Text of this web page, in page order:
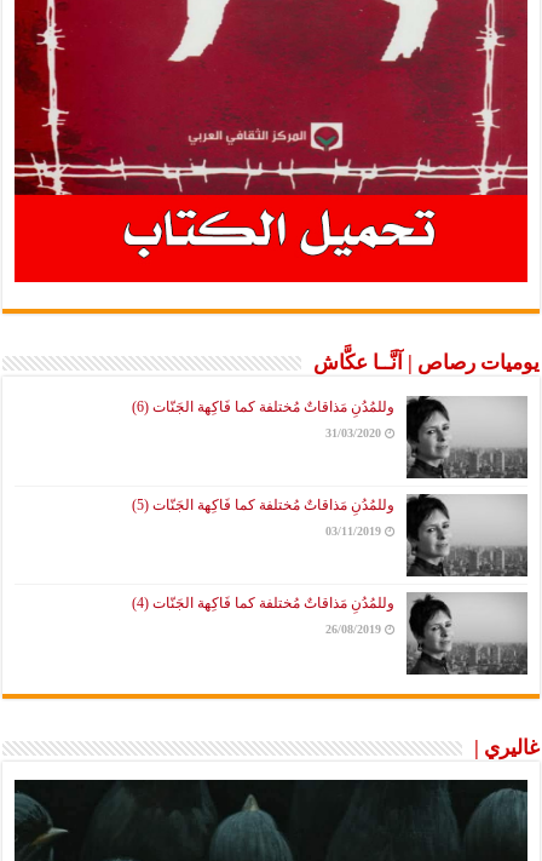
يوميات رصاص | آنَّــا عكَّاش
وللمُدُنِ مَذاقاتٌ مُختلفة كما فَاكِهة الجَنّات (6)
31/03/2020
وللمُدُنِ مَذاقاتٌ مُختلفة كما فَاكِهة الجَنّات (5)
03/11/2019
وللمُدُنِ مَذاقاتٌ مُختلفة كما فَاكِهة الجَنّات (4)
26/08/2019
غاليري |